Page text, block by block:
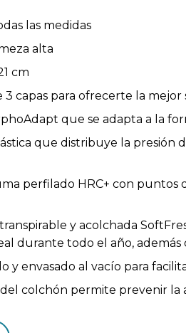
las medidas
alta
cm
3 capas para ofrecerte la mejor
que se adapta a la
que distribuye la
perfilado HRC+ con puntos
y acolchada
durante todo el año, además
y envasado al vacío para
colchón permite prevenir la